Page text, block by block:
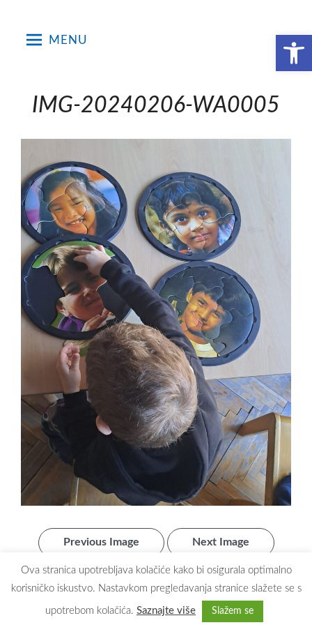
Open toolbar
MENU
IMG-20240206-WA0005
Previous Image Next Image
Copyright © 2026 Dječji vrtić Maslačak Zaprešić. All rights reserved.
Ova stranica upotrebljava kolačiće kako bi osigurala optimalno
korisničko iskustvo. Nastavkom pregledavanja stranice slažete se s
upotrebom kolačića. Saznajte više Slažem se